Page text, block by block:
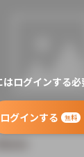
ログインする必
ログインする 無料